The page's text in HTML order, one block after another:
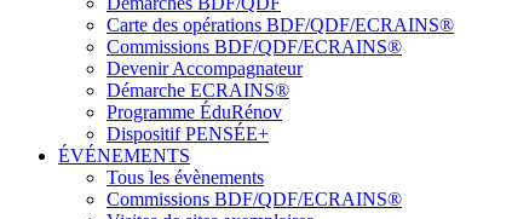
Carte des opérations BDF/QDF/ECRAINS®
Commissions BDF/QDF/ECRAINS®
Devenir Accompagnateur
Démarche ECRAINS®
Programme ÉduRénov
Dispositif PENSÉE+
ÉVÉNEMENTS
Tous les évènements
Commissions BDF/QDF/ECRAINS®